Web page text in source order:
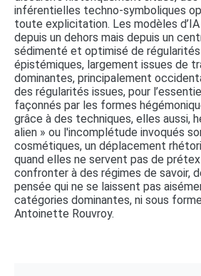
inférentielles techno-symboliques
toute explicitation. Les modèles
depuis un dehors mais depuis un
sédimenté et optimisé de
épistémiques, largement issues de
dominantes, principalement
des régularités issues, pour
façonnés par les formes
grâce à des techniques, elles aussi,
alien » ou l'incomplétude invoqués
cosmétiques, un déplacement
quand elles ne servent pas de
confronter à des régimes de savoir,
pensée qui ne se laissent pas
catégories dominantes, ni sous
Antoinette Rouvroy.